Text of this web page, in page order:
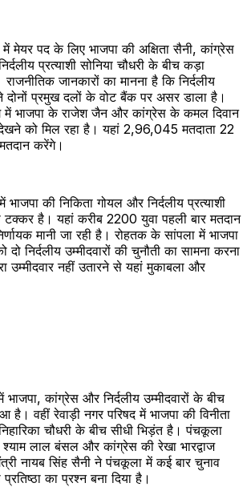
मेयर पद के लिए भाजपा की अक्षिता सैनी, कांग्रेस
प्रत्याशी सोनिया चौधरी के बीच कड़ा
जानकारों का मानना है कि निर्दलीय
ने दोनों प्रमुख दलों के वोट बैंक पर असर डाला है।
में भाजपा के राजेश जैन और कांग्रेस के कमल दिवान
को मिल रहा है। यहां 2,96,045 मतदाता 22
करेंगे।
की निकिता गोयल और निर्दलीय प्रत्याशी
टक्कर है। यहां करीब 2200 युवा पहली बार मतदान
मानी जा रही है। रोहतक के सांपला में भाजपा
दो निर्दलीय उम्मीदवारों की चुनौती का सामना करना
उम्मीदवार नहीं उतारने से यहां मुकाबला और
भाजपा, कांग्रेस और निर्दलीय उम्मीदवारों के बीच
है। वहीं रेवाड़ी नगर परिषद में भाजपा की विनीता
चौधरी के बीच सीधी भिड़ंत है। पंचकूला
लाल बंसल और कांग्रेस की रेखा भारद्वाज
नायब सिंह सैनी ने पंचकूला में कई बार चुनाव
का प्रश्न बना दिया है।